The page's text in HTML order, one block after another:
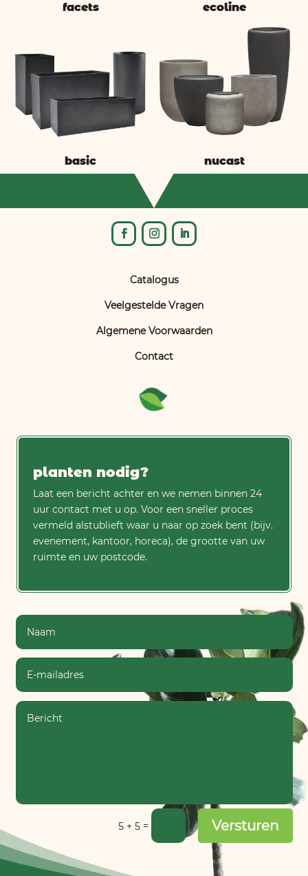
facets ecoline
basic nucast
Catalogus
Veelgestelde Vragen
Algemene Voorwaarden
Contact
planten nodig?
Laat een bericht achter en we nemen binnen 24
uur contact met u op. Voor een sneller proces
vermeld alstublieft waar u naar op zoek bent (bijv.
evenement, kantoor, horeca), de grootte van uw
ruimte en uw postcode.
5 + 5= Versturen